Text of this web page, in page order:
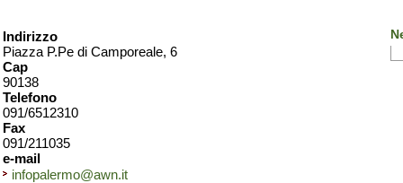
Indirizzo
Piazza P.Pe di Camporeale, 6
Cap
90138
Telefono
091/6512310
Fax
091/211035
e-mail
infopalermo@awn.it